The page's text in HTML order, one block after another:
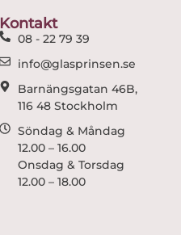
Kontakt
08 - 22 79 39
info@glasprinsen.se
Barnängsgatan 46B,
116 48 Stockholm
Söndag & Måndag
12.00 – 16.00
Onsdag & Torsdag
12.00 – 18.00